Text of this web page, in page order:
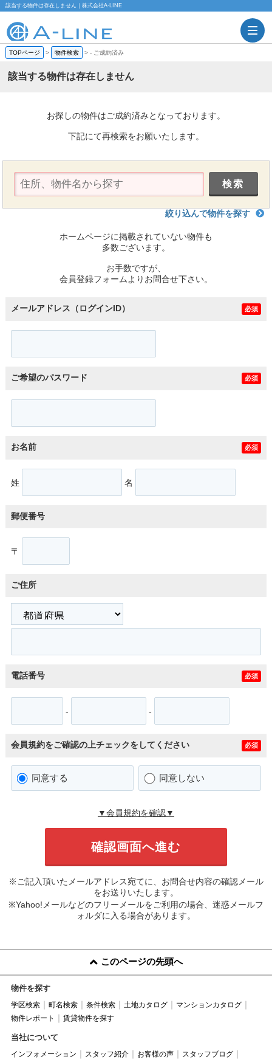
該当する物件は存在しません｜株式会社A-LINE
TOPページ > 物件検索 >- ご成約済み
該当する物件は存在しません
お探しの物件はご成約済みとなっております。
下記にて再検索をお願いたします。
絞り込んで物件を探す
ホームページに掲載されていない物件も
多数ございます。
お手数ですが、
会員登録フォームよりお問合せ下さい。
メールアドレス（ログインID） 必須
ご希望のパスワード 必須
お名前 必須
姓 名
郵便番号
〒
ご住所
電話番号 必須
- -
会員規約をご確認の上チェックをしてください 必須
同意する 同意しない
▼会員規約を確認▼
※ご記入頂いたメールアドレス宛てに、お問合せ内容の確認メール
をお送りいたします。
※Yahoo!メールなどのフリーメールをご利用の場合、迷惑メールフ
ォルダに入る場合があります。
このページの先頭へ
物件を探す
学区検索 町名検索 条件検索 土地カタログ
マンションカタログ
物件レポート
賃貸物件を探す
当社について
インフォメーション スタッフ紹介 お客様の声
スタッフブログ